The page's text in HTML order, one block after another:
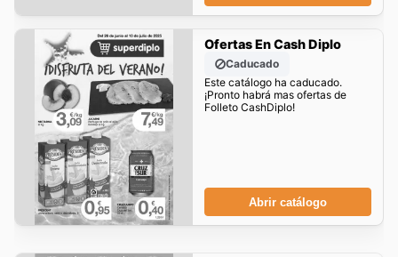
Ofertas En Cash Diplo
Caducado
Este catálogo ha caducado.
¡Pronto habrá mas ofertas de
Folleto CashDiplo!
Abrir catálogo